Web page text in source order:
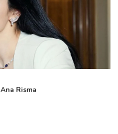
Ana Risma